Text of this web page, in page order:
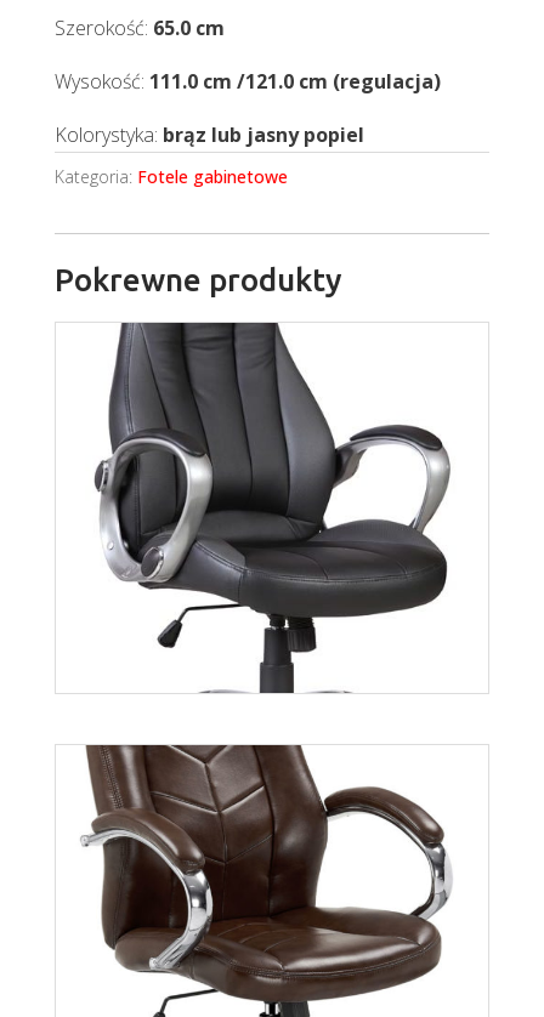
Szerokość: 65.0 cm
Wysokość: 111.0 cm /121.0 cm (regulacja)
Kolorystyka: brąz lub jasny popiel
Kategoria: Fotele gabinetowe
Pokrewne produkty
Sword